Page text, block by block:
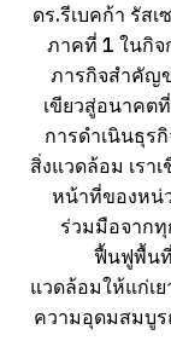
ดร.รีเบคก้า รัส
ภาคที่ 1 ในกิจ
ภารกิจสำคัญ
เขียวสู่อนาคต
การดำเนินธุร
สิ่งแวดล้อม เรา
หน้าที่ของหน่
ร่วมมือจาก
ฟื้นฟูพื้นที่
แวดล้อมให้แก่เ
ความอุดมสมบู